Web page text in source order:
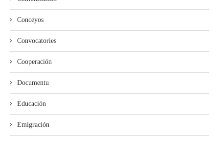
Conceyos
Convocatories
Cooperación
Documentu
Educación
Emigración